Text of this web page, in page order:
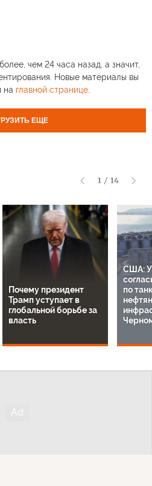
чем 24 часа назад, а значит,
Новые материалы вы
на главной странице.
ЕЩЕ
1 / 14
Почему президент
Трамп уступает в
глобальной борьбе за
власть
США:
по